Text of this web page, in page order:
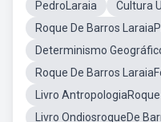
PedroLaraia
Cultura
Roque De Barros
Determinismo
Roque De Barros
Livro
Livro OndiosroqueDe